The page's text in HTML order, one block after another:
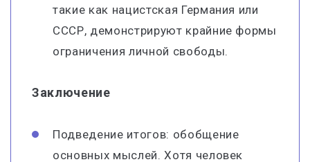
такие как нацистская Германия или
СССР, демонстрируют крайние формы
ограничения личной свободы.
Заключение
Подведение итогов: обобщение
основных мыслей. Хотя человек